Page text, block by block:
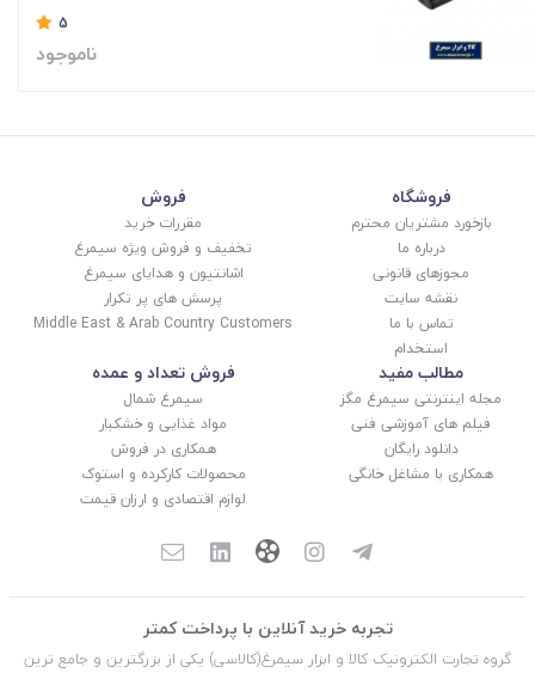
5
ناموجود
فروشگاه
بازخورد مشتریان محترم
درباره ما
مجوزهای قانونی
نقشه سایت
تماس با ما
استخدام
فروش
مقررات خرید
تخفیف و فروش ویژه سیمرغ
اشانتیون و هدایای سیمرغ
پرسش های پر تکرار
Middle East & Arab Country Customers
مطالب مفید
مجله اینترنتی سیمرغ مگز
فیلم های آموزشی فنی
دانلود رایگان
همکاری با مشاغل خانگی
فروش تعداد و عمده
سیمرغ شمال
مواد غذایی و خشکبار
همکاری در فروش
محصولات کارکرده و استوک
لوازم اقتصادی و ارزان قیمت
تجربه خرید آنلاین با پرداخت کمتر
گروه تجارت الکترونیک کالا و ابزار سیمرغ(کالاسی) یکی از بزرگترین و جامع ترین